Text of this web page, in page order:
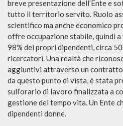
breve presentazione dell’Ente e
tutto il territorio servito. Ruolo
scientifico ma anche economico
offre occupazione stabile, quindi
98% dei propri dipendenti, circa
ricercatori. Una realtà che
aggiuntivi attraverso un contratto
da questo punto di vista, è stata
sull’orario di lavoro finalizzata a
gestione del tempo vita. Un Ente
dipendenti donne.